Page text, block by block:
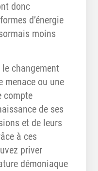
donc
d’énergie
moins
changement
menace ou une
compte
de ses
et de leurs
à ces
priver
démoniaque